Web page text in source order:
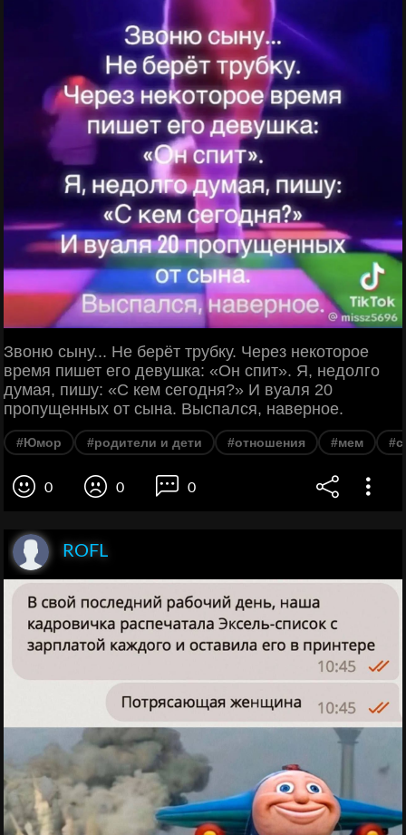
Звоню сыну... Не берёт трубку. Через некоторое
время пишет его девушка: «Он спит». Я, недолго
думая, пишу: «С кем сегодня?» И вуаля 20
пропущенных от сына. Выспался, наверное.
#Юмор #родители и дети #отношения #мем
0 0 0
ROFL